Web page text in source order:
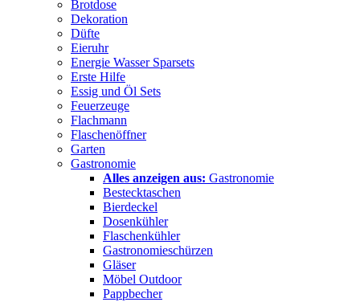
Brotdose
Dekoration
Düfte
Eieruhr
Energie Wasser Sparsets
Erste Hilfe
Essig und Öl Sets
Feuerzeuge
Flachmann
Flaschenöffner
Garten
Gastronomie
Alles anzeigen aus: Gastronomie
Bestecktaschen
Bierdeckel
Dosenkühler
Flaschenkühler
Gastronomieschürzen
Gläser
Möbel Outdoor
Pappbecher